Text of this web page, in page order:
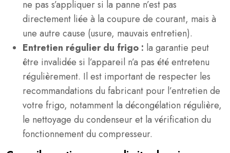
ne pas s’appliquer si la panne n’est pas
directement liée à la coupure de courant, mais à
une autre cause (usure, mauvais entretien).
Entretien régulier du frigo : la garantie peut
être invalidée si l’appareil n’a pas été entretenu
régulièrement. Il est important de respecter les
recommandations du fabricant pour l’entretien de
votre frigo, notamment la décongélation régulière,
le nettoyage du condenseur et la vérification du
fonctionnement du compresseur.